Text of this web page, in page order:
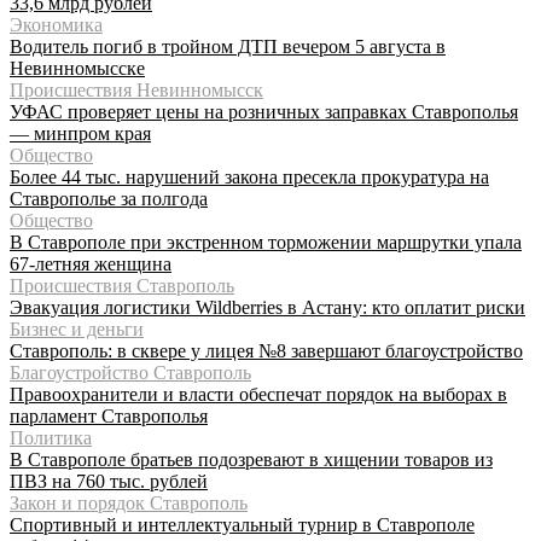
Экономика
Водитель погиб в тройном ДТП вечером 5 августа в
Невинномысске
Происшествия Невинномысск
УФАС проверяет цены на розничных заправках Ставрополья
— минпром края
Общество
Более 44 тыс. нарушений закона пресекла прокуратура на
Ставрополье за полгода
Общество
В Ставрополе при экстренном торможении маршрутки упала
67-летняя женщина
Происшествия Ставрополь
Эвакуация логистики Wildberries в Астану: кто оплатит риски
Бизнес и деньги
Ставрополь: в сквере у лицея №8 завершают благоустройство
Благоустройство Ставрополь
Правоохранители и власти обеспечат порядок на выборах в
парламент Ставрополья
Политика
В Ставрополе братьев подозревают в хищении товаров из
ПВЗ на 760 тыс. рублей
Закон и порядок Ставрополь
Спортивный и интеллектуальный турнир в Ставрополе